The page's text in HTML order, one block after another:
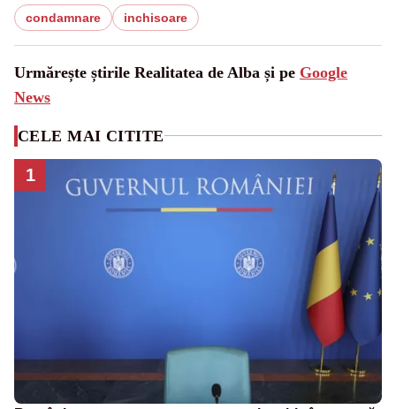
condamnare inchisoare
Urmărește știrile Realitatea de Alba și pe Google
News
CELE MAI CITITE
1